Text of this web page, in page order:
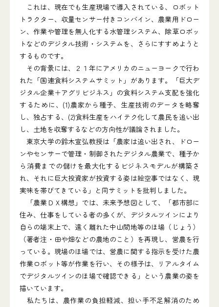
これは、現在でも生産現場で導入されている、ロボット
トラクター、収量センサー付きコンバイン、農業用ドロー
ン、作業や管理を無人化する水管理システム、除草ロボッ
トなどのデジタル技術・システムを、さらにすすめようと
するものです。
その背景には、２１年にアメリカのニューヨークで行わ
れた「国連食料システムサミット」があります。「巨大デ
ジタル企業＋アグリビジネス」の食料システム支配を強化
するために、(1)農家から種子、生産技術のデータを略奪
し、独占する、(2)食料生産をハイテク化して農民を追い出
し、土地を収奪するなどの方向性が議論されました。
東京大学の鈴木宣弘教授は「農家は追い出され、ドロー
ンやセンサーで管理・制御されたデジタル農業で、種子か
ら消費までの儲けを最大化するビジネスモデルが構築さ
れ、それに巨大投資家が投資する姿は絵空事ではなく、現
実味を帯びてきている」と同サミットを批判しました。
「農業ＤＸ構想」では、未来予想図として、「都市部に
住み、仕事をしている者の多くが、デジタルツインにより
自らの端末上で、遠く離れた中山間地等のほ場（じょう）
（著者注・田や畑などの農地のこと）を再現し、営農を行
っている。現場のほ場では、営農に関する指示を受けた農
作業ロボット等が作業を行い、その様子は、リアルタイム
でデジタルツインのほ場で確認できる」という農業の姿を
描いています。
私たちは、農作業の負担軽減、担い手不足解消のため